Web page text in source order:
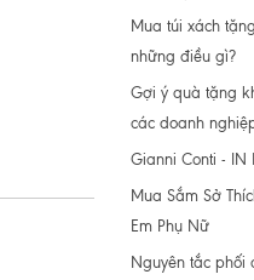
Mua túi xách
những điều gì?
Gợi ý quà tặng
các doanh
Gianni Conti - IN
Mua Sắm Sở
Em Phụ Nữ
Nguyên tắc phối